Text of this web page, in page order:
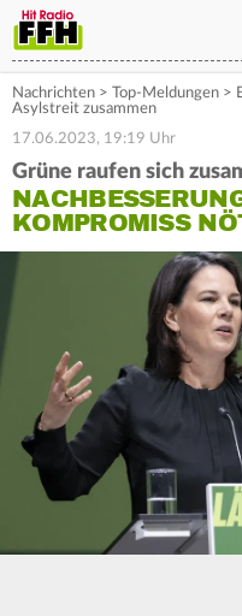
Nachrichten > Top-Meldungen >
Asylstreit zusammen
17.06.2023, 19:19 Uhr
Grüne raufen sich
KOMPROMISS